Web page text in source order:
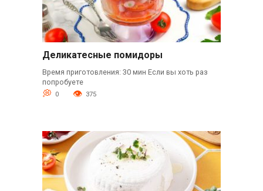
Деликатесные помидоры
Время приготовления: 30 мин Если вы хоть раз
попробуете
0 375